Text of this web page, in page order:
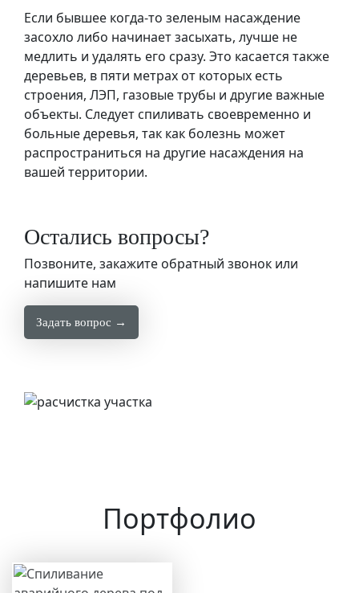
Если бывшее когда-то зеленым насаждение
засохло либо начинает засыхать, лучше не
медлить и удалять его сразу. Это касается также
деревьев, в пяти метрах от которых есть
строения, ЛЭП, газовые трубы и другие важные
объекты. Следует спиливать своевременно и
больные деревья, так как болезнь может
распространиться на другие насаждения на
вашей территории.
Остались вопросы?
Позвоните, закажите обратный звонок или
напишите нам
Задать вопрос →
Портфолио